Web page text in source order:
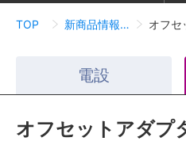
TOP 新商品情報一覧
電設
オフセットアダプ